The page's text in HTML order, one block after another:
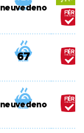
neuvedeno
67
neuvedeno